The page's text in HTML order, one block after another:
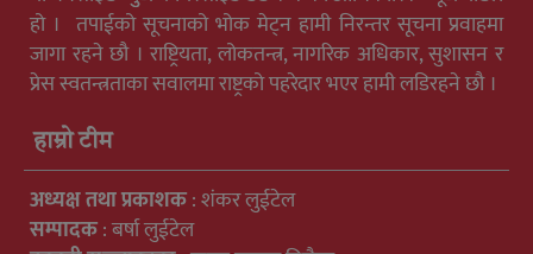
हो । तपाईको सूचनाको भोक मेट्न हामी निरन्तर सूचना प्रवाहमा
जागा रहने छौ । राष्ट्रियता, लोकतन्त्र, नागरिक अधिकार, सुशासन र
प्रेस स्वतन्त्रताका सवालमा राष्ट्रको पहरेदार भएर हामी लडिरहने छौ ।
हाम्रो टीम
अध्यक्ष तथा प्रकाशक: शंकर लुईटेल
सम्पादक: बर्षा लुईटेल